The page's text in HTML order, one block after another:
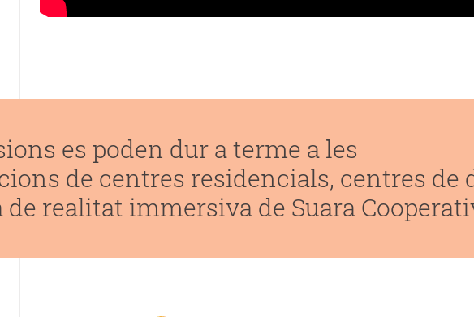
es poden dur a terme a les
de centres residencials, centres de
de realitat immersiva de Suara